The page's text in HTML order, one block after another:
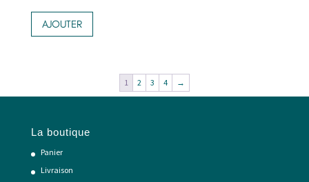
AJOUTER
1 2 3 4 →
La boutique
Panier
Livraison